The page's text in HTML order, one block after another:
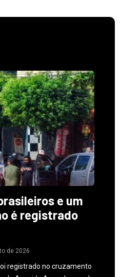
e um
é registrado
de 2026
registrado no cruzamento